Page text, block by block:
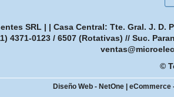
SRL | | Casa Central: Tte. Gral. J. D.
4371-0123 / 6507 (Rotativas) // Suc.
©
Diseño Web - NetOne | eCommerce